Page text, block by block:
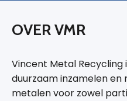
OVER VMR
Vincent Metal Recycling
duurzaam inzamelen en
metalen voor zowel